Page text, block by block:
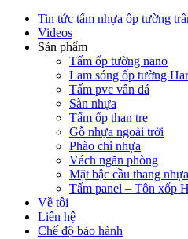
Tin tức tấm nhựa ốp tường
Videos
Sản phẩm
Tấm ốp tường nano
Lam sóng ốp tường
Tấm pvc vân đá
Sàn nhựa
Tấm ốp than tre
Gỗ nhựa ngoài trời
Phào chỉ nhựa
Vách ngăn phòng
Mặt bậc cầu thang
Tấm panel – Tôn xốp
Về tôi
Liên hệ
Chế độ bảo hành